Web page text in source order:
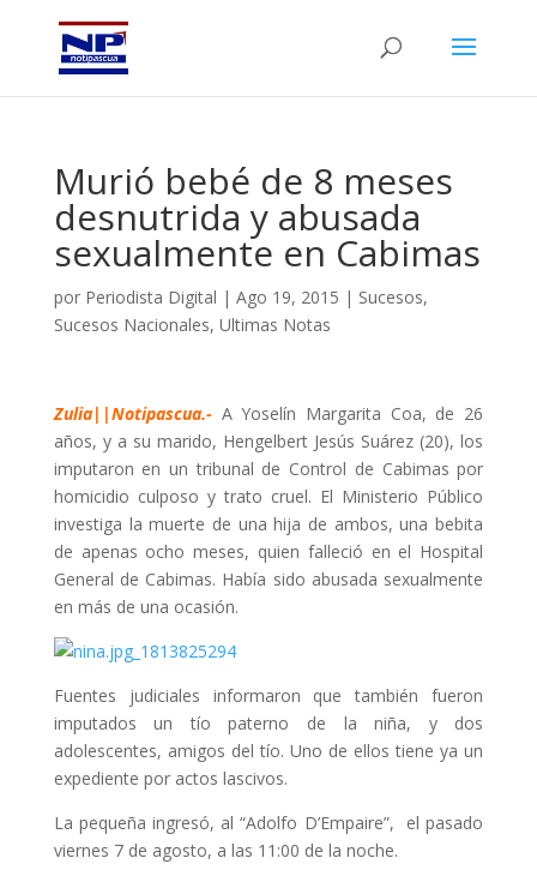
Murió bebé de 8 meses
desnutrida y abusada
sexualmente en Cabimas
por Periodista Digital | Ago 19, 2015 | Sucesos,
Sucesos Nacionales, Ultimas Notas
Zulia||Notipascua.-A Yoselín Margarita Coa, de 26
años, y a su marido, Hengelbert Jesús Suárez (20), los
imputaron en un tribunal de Control de Cabimas por
homicidio culposo y trato cruel. El Ministerio Público
investiga la muerte de una hija de ambos, una bebita
de apenas ocho meses, quien falleció en el Hospital
General de Cabimas. Había sido abusada sexualmente
en más de una ocasión.
Fuentes judiciales informaron que también fueron
imputados un tío paterno de la niña, y dos
adolescentes, amigos del tío. Uno de ellos tiene ya un
expediente por actos lascivos.
La pequeña ingresó, al “Adolfo D’Empaire”, el pasado
viernes 7 de agosto, a las 11:00 de la noche.